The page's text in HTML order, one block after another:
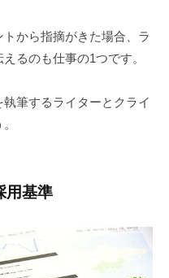
から指摘がきた場合、ラ
るのも仕事の1つです。
筆するライターとクライ
用基準